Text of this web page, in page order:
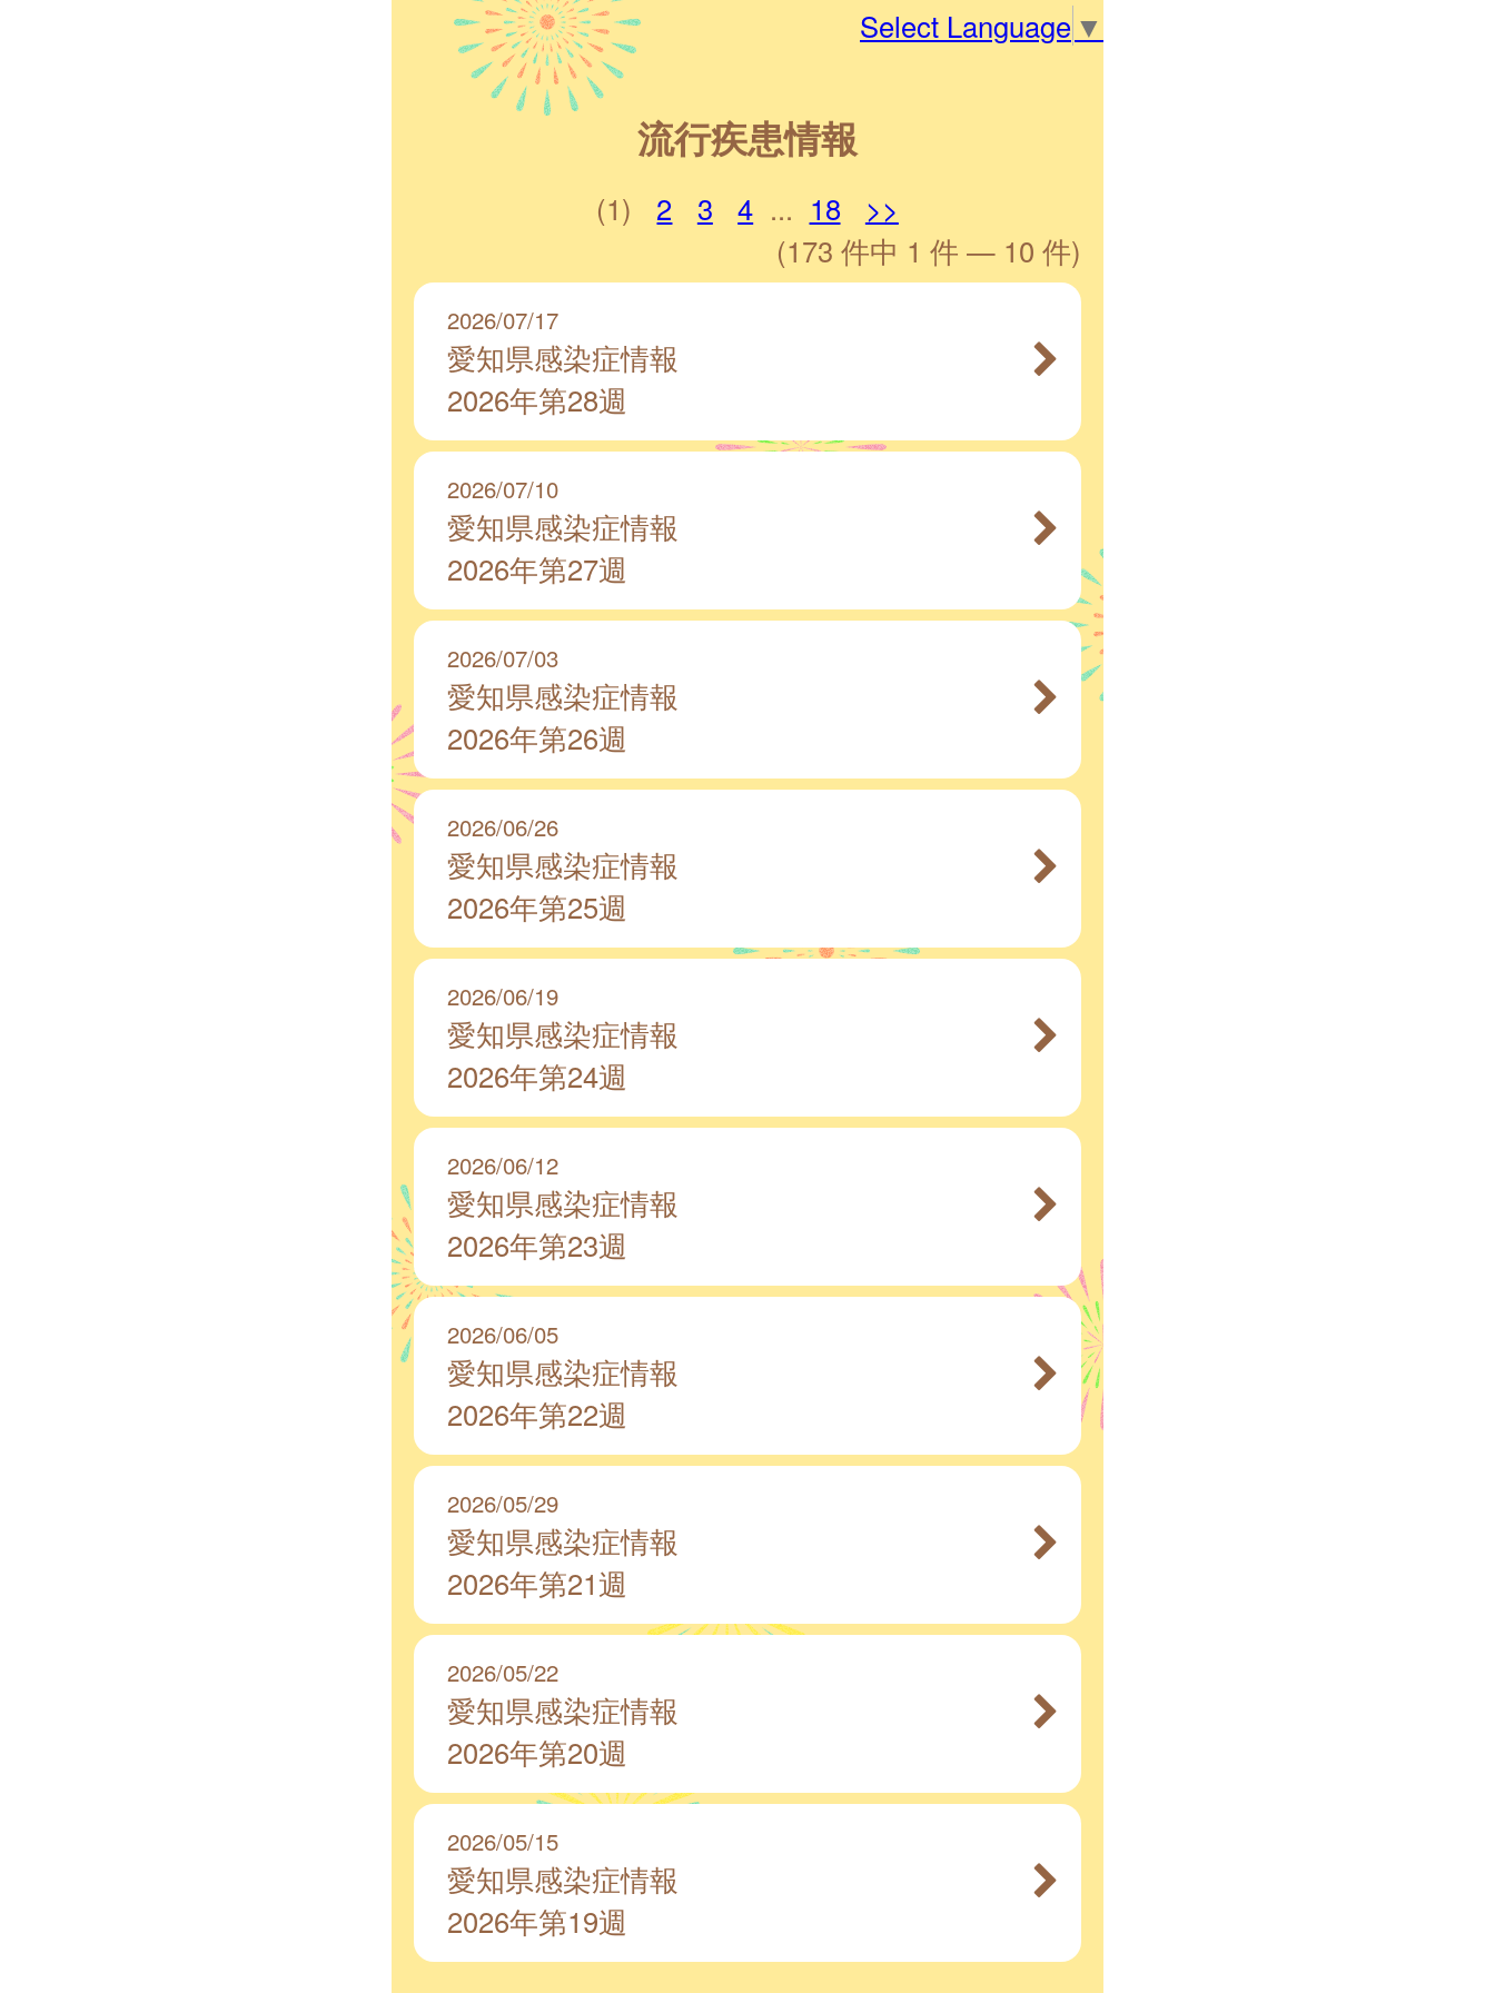
Select Language ▼
流行疾患情報
(1) 2 3 4 ... 18
>>
(173 件中 1 件 — 10 件)
2026/07/17
愛知県感染症情報
2026年第28週
2026/07/10
愛知県感染症情報
2026年第27週
2026/07/03
愛知県感染症情報
2026年第26週
2026/06/26
愛知県感染症情報
2026年第25週
2026/06/19
愛知県感染症情報
2026年第24週
2026/06/12
愛知県感染症情報
2026年第23週
2026/06/05
愛知県感染症情報
2026年第22週
2026/05/29
愛知県感染症情報
2026年第21週
2026/05/22
愛知県感染症情報
2026年第20週
2026/05/15
愛知県感染症情報
2026年第19週